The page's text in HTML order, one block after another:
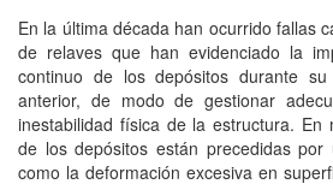
En la última década han ocurrido fallas
de relaves que han evidenciado la
continuo de los depósitos durante
anterior, de modo de gestionar
inestabilidad física de la estructura. En
de los depósitos están precedidas
como la deformación excesiva en